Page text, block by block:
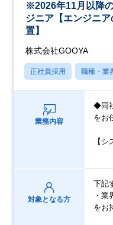
※2026年11月以降
ジニア【エンジニ
置】
株式会社GOOYA
正社員採用 職種・業
業務内容
◆同
をお
【
対象となる方
下記
・
をお